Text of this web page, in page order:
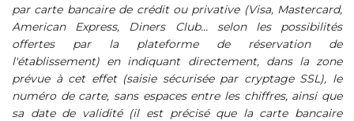
par carte bancaire de crédit ou privative (Visa, Mastercard,
American Express, Diners Club… selon les possibilités
offertes par la plateforme de réservation de
l'établissement) en indiquant directement, dans la zone
prévue à cet effet (saisie sécurisée par cryptage SSL), le
numéro de carte, sans espaces entre les chiffres, ainsi que
sa date de validité (il est précisé que la carte bancaire